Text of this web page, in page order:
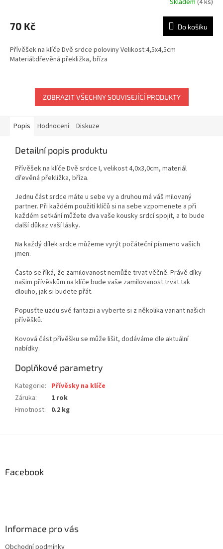
70 Kč Do košíku
Přívěšek na klíče Dvě srdce poloviny Velikost:4,5x4,5cm
Materiál:dřevěná překližka, bříza
ZOBRAZIT VŠECHNY SOUVISEJÍCÍ PRODUKTY
Popis Hodnocení Diskuze
Detailní popis produktu
Přívěšek na klíče Dvě srdce I, velikost 4,0x3,0cm, materiál
dřevěná překližka, bříza.
Jednu část srdce máte u sebe vy a druhou má váš milovaný
partner. Při každém použití klíčů si na sebe vzpomenete a při
každém setkání můžete dva vaše kousky srdcí spojit, a to bude
další důkaz vaší lásky.
Na každý dílek srdce můžeme vyrýt počáteční písmeno vašich
jmen.
Často se říká, že zamilovanost nemůže trvat věčně. Právě díky
našim přívěskům na klíče bude vaše zamilovanost trvat tak
dlouho, jak si budete přát.
Popusťte uzdu své fantazii a vyberte si z několika variant našich
přívěšků.
Kovová část přívěšku se může lišit, dodáváme dle aktuální
nabídky.
Doplňkové parametry
Kategorie: Přívěsky na klíče
Záruka:
1 rok
Hmotnost: 0.2 kg
Facebook
Informace pro vás